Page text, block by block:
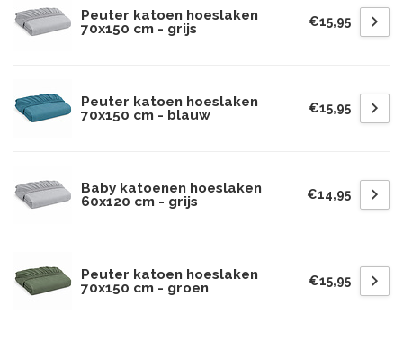
Peuter katoen hoeslaken
70x150 cm - grijs
€15,95
Peuter katoen hoeslaken
70x150 cm - blauw
€15,95
Baby katoenen hoeslaken
60x120 cm - grijs
€14,95
Peuter katoen hoeslaken
70x150 cm - groen
€15,95